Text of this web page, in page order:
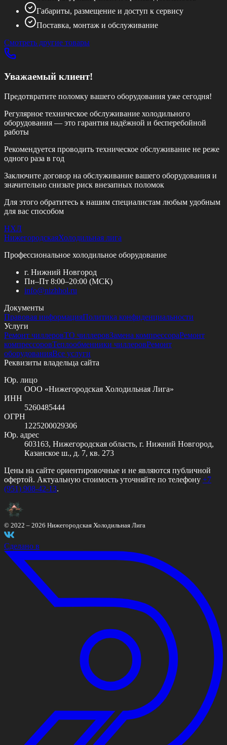
Габариты, размещение и доступ к сервису
Поставка, монтаж и обслуживание
Смотреть другие товары
Уважаемый клиент!
Предотвратите поломку вашего оборудования уже сегодня!
Регулярное техническое обслуживание холодильного
оборудования — это гарантия надёжной и бесперебойной
работы
Рекомендуется проводить техническое обслуживание не реже
одного раза в год
Заключите договор на обслуживание вашего оборудования и
значительно снизьте риск внезапных поломок
Для этого обратитесь к нашим специалистам любым удобным
для вас способом
НХЛ
НижегородскаяХолодильная лига
Профессиональное холодильное оборудование
г. Нижний Новгород
Пн–Пт 8:00–20:00 (МСК)
info@nizhhol.ru
Документы
Правовая информацияПолитика конфиденциальности
Услуги
Ремонт чиллеровТО чиллеровЗамена компрессораРемонт
компрессоровТеплообменники чиллеровРемонт
оборудованияВсе услуги
Реквизиты владельца сайта
Юр. лицо
ООО «Нижегородская Холодильная Лига»
ИНН
5260485444
ОГРН
1225200029306
Юр. адрес
603163, Нижегородская область, г. Нижний Новгород,
Казанское ш., д. 7, кв. 273
Цены на сайте ориентировочные и не являются публичной
офертой. Актуальную стоимость уточняйте по телефону +7
(951) 908-42-13.
© 2022 – 2026 Нижегородская Холодильная Лига
Сделано в